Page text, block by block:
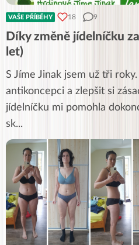
VAŠE PŘÍBĚHY 18 9
Díky změně jídelníčku
let)
S Jíme Jinak jsem už tři
antikoncepci a zlepšit si
jídelníčku mi pomohla
sk...